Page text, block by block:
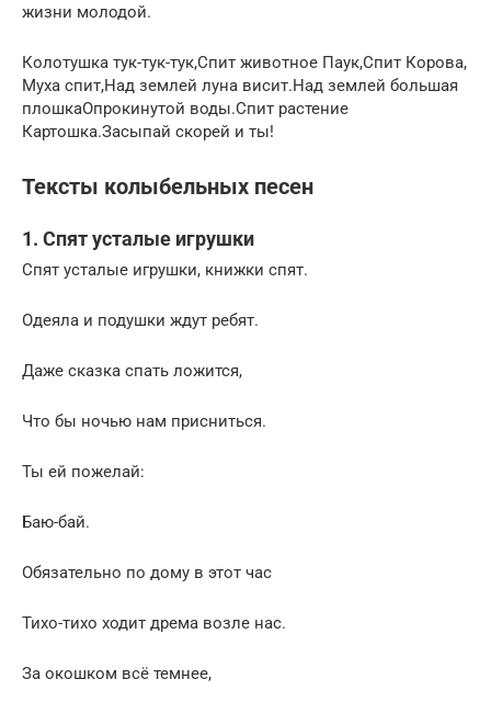
жизни молодой.
Колотушка тук-тук-тук,Спит животное Паук,Спит Корова,
Муха спит,Над землей луна висит.Над землей большая
плошкаОпрокинутой воды.Спит растение
Картошка.Засыпай скорей и ты!
Тексты колыбельных песен
1. Спят усталые игрушки
Спят усталые игрушки, книжки спят.
Одеяла и подушки ждут ребят.
Даже сказка спать ложится,
Что бы ночью нам присниться.
Ты ей пожелай:
Баю-бай.
Обязательно по дому в этот час
Тихо-тихо ходит дрема возле нас.
За окошком всё темнее,